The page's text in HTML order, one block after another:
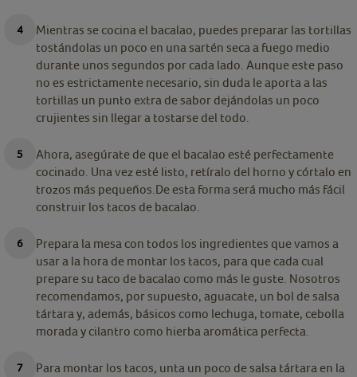
Mientras se cocina el bacalao, puedes preparar las tortillas
tostándolas un poco en una sartén seca a fuego medio
durante unos segundos por cada lado. Aunque este paso
no es estrictamente necesario, sin duda le aporta a las
tortillas un punto extra de sabor dejándolas un poco
crujientes sin llegar a tostarse del todo.
Ahora, asegúrate de que el bacalao esté perfectamente
cocinado. Una vez esté listo, retíralo del horno y córtalo en
trozos más pequeños.De esta forma será mucho más fácil
construir los tacos de bacalao.
Prepara la mesa con todos los ingredientes que vamos a
usar a la hora de montar los tacos, para que cada cual
prepare su taco de bacalao como más le guste. Nosotros
recomendamos, por supuesto, aguacate, un bol de salsa
tártara y, además, básicos como lechuga, tomate, cebolla
morada y cilantro como hierba aromática perfecta.
Para montar los tacos, unta un poco de salsa tártara en la